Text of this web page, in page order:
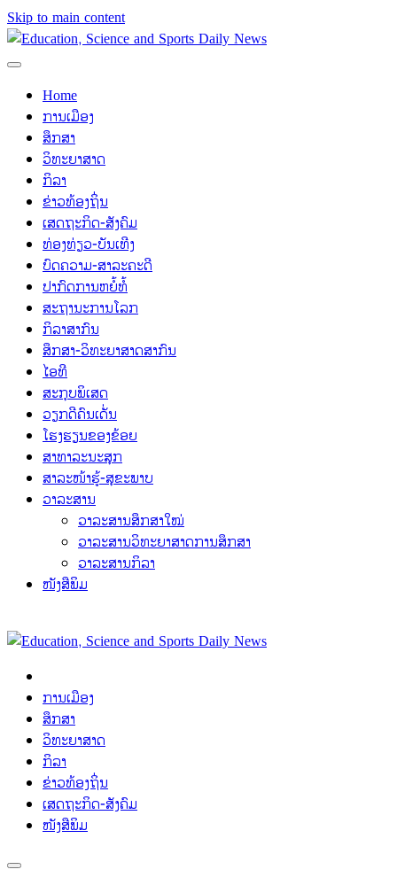
Skip to main content
Home
ການເມືອງ
ສຶກສາ
ວິທະຍາສາດ
ກິລາ
ຂ່າວທ້ອງຖິ່ນ
ເສດຖະກິດ-ສັງຄົມ
ທ່ອງທ່ຽວ-ບັນເທີງ
ບົດຄວາມ-ສາລະຄະດີ
ປາກົດການຫຍໍ້ທໍ້
ສະຖານະການໂລກ
ກິລາສາກົນ
ສຶກສາ-ວິທະຍາສາດສາກົນ
ໄອທີ
ສະກຸບພິເສດ
ວຽກດີຄົນເດັ່ນ
ໂຮງຮຽນຂອງຂ້ອຍ
ສາທາລະນະສຸກ
ສາລະໜ້າຮູ້-ສຸຂະພາບ
ວາລະສານ
ວາລະສານສຶກສາໃໝ່
ວາລະສານວິທະຍາສາດການສຶກສາ
ວາລະສານກິລາ
ໜັງສືພິມ
ການເມືອງ
ສຶກສາ
ວິທະຍາສາດ
ກິລາ
ຂ່າວທ້ອງຖິ່ນ
ເສດຖະກິດ-ສັງຄົມ
ໜັງສືພິມ